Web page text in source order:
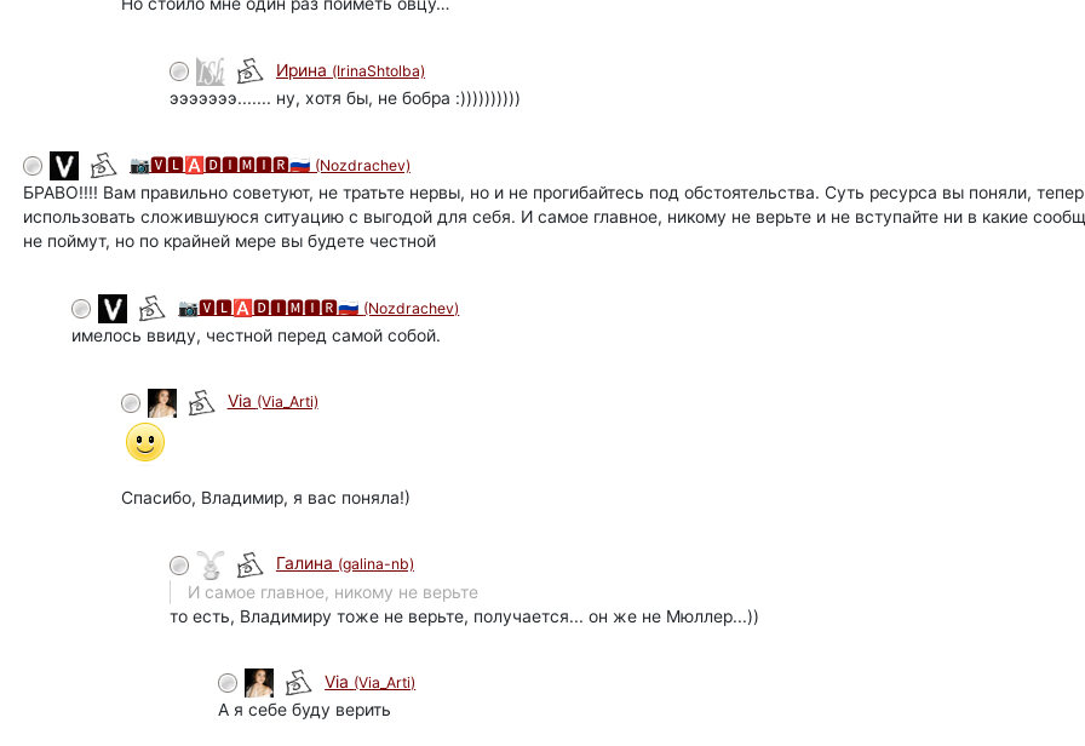
Ирина (IrinaShtolba)
эээээээ....... ну, хотя бы, не бобра :))))))))))
📷🆅🅻🅰🅳🅸🅼🅸🆁🇷🇺 (Nozdrachev)
БРАВО!!!! Вам правильно советуют, не тратьте нервы, но и не прогибайтесь под обстоятельства. Суть ресурса вы поняли,
использовать сложившуюся ситуацию с выгодой для себя. И самое главное, никому не верьте и не вступайте ни в какие
не поймут, но по крайней мере вы будете честной
📷🆅🅻🅰🅳🅸🅼🅸🆁🇷🇺 (Nozdrachev)
имелось ввиду, честной перед самой собой.
Via (Via_Arti)
Спасибо, Владимир, я вас поняла!)
Галина (galina-nb)
И самое главное, никому не верьте
то есть, Владимиру тоже не верьте, получается... он же не Мюллер...))
Via (Via_Arti)
А я себе буду верить